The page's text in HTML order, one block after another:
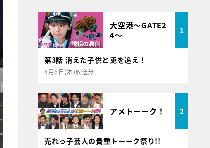
大空港～GATE2
4～
1
第3話 消えた子供と兎を追え！
8月6日(木)放送分
アメトーーク！ 2
売れっ子芸人の貴重トーーク祭り!!